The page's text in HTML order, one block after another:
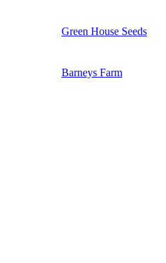
Green House Seeds
Barneys Farm